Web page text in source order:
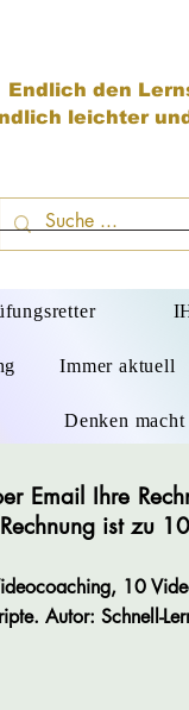
Endlich den
leichter
Immer aktuell
Denken macht
Email Ihre
ist zu
10
. Autor: Schnell-